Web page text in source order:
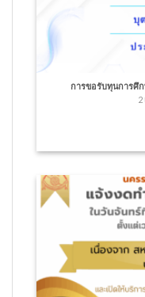
การขอรับทุนการศึ
2